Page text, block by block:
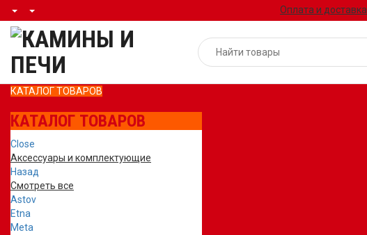
Оплата и доставка
КАТАЛОГ ТОВАРОВ
КАТАЛОГ ТОВАРОВ
Close
Аксессуары и комплектующие
Назад
Смотреть все
Astov
Etna
Meta